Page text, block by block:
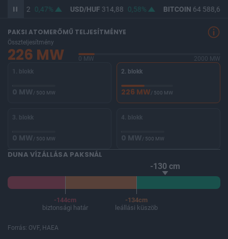
363,42 0,47% USD/HUF314,88 0,58% BITCOIN64 588,64
PAKSI ATOMERŐMŰ TELJESÍTMÉNYE
Összteljesítmény
226 MW 0 MW
2000 MW
1. blokk
0 MW/ 500 MW
2. blokk
226 MW/ 500 MW
3. blokk
0 MW/ 500 MW
4. blokk
0 MW/ 500 MW
DUNA VÍZÁLLÁSA PAKSNÁL
-130 cm
-144cm
biztonsági határ
-134cm
leállási küszöb
Forrás: OVF, HAEA